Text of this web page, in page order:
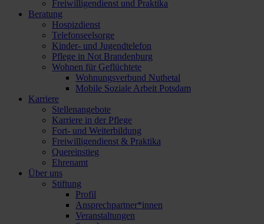
Freiwilligendienst und Praktika
Beratung
Hospizdienst
Telefonseelsorge
Kinder- und Jugendtelefon
Pflege in Not Brandenburg
Wohnen für Geflüchtete
Wohnungsverbund Nuthetal
Mobile Soziale Arbeit Potsdam
Karriere
Stellenangebote
Karriere in der Pflege
Fort- und Weiterbildung
Freiwilligendienst & Praktika
Quereinstieg
Ehrenamt
Über uns
Stiftung
Profil
Ansprechpartner*innen
Veranstaltungen